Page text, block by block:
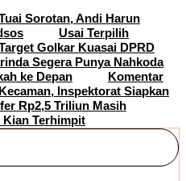
Sorotan, Andi Harun
Usai Terpilih
Golkar Kuasai DPRD
Segera Punya Nahkoda
ke Depan
Komentar
Inspektorat Siapkan
Rp2,5 Triliun Masih
Kian Terhimpit